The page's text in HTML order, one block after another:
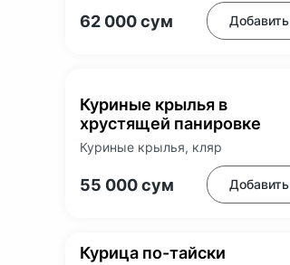
62 000сум Добавить
Куриные крылья в
хрустящей панировке
Куриные крылья, кляр
55 000сум Добавить
Курица по-тайски